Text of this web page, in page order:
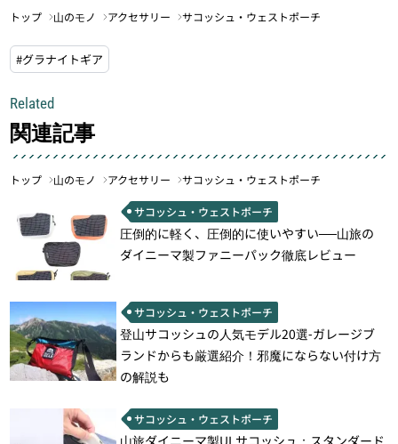
トップ 山のモノ アクセサリー サコッシュ・ウェストポーチ
#グラナイトギア
Related
関連記事
トップ 山のモノ アクセサリー サコッシュ・ウェストポーチ
サコッシュ・ウェストポーチ
圧倒的に軽く、圧倒的に使いやすい──山旅の
ダイニーマ製ファニーパック徹底レビュー
サコッシュ・ウェストポーチ
登山サコッシュの人気モデル20選‐ガレージブ
ランドからも厳選紹介！邪魔にならない付け方
の解説も
サコッシュ・ウェストポーチ
山旅ダイニーマ製ULサコッシュ：スタンダード